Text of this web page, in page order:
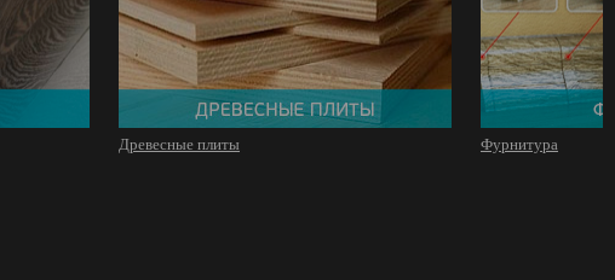
Древесные плиты Фурнитура